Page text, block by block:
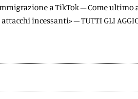
a TikTok – Come ultimo
incessanti» – TUTTI GLI